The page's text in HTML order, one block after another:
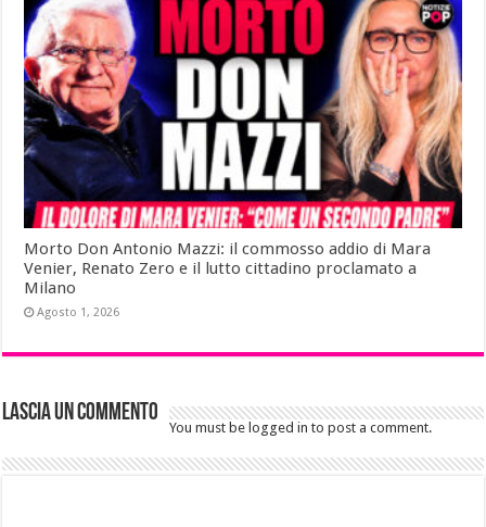
Morto Don Antonio Mazzi: il commosso addio di Mara
Venier, Renato Zero e il lutto cittadino proclamato a
Milano
Agosto 1, 2026
Lascia un commento
You must be logged in to post a comment.